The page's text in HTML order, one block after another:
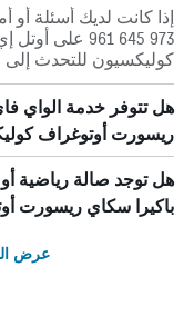
973 645 961
كوليكسيون للتحدث
هل تتوفر خدمة الواي
ريسورت أوتوغراف
هل توجد صالة رياضية
باكيرا سكاي ريسورت
عرض